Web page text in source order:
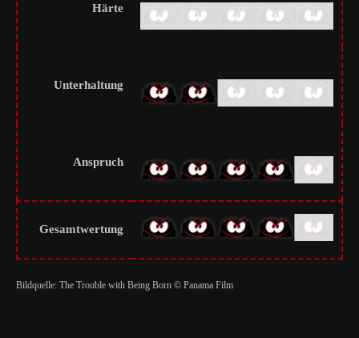
Härte
Unterhaltung
Anspruch
Gesamtwertung
Bildquelle: The Trouble with Being Born © Panama Film